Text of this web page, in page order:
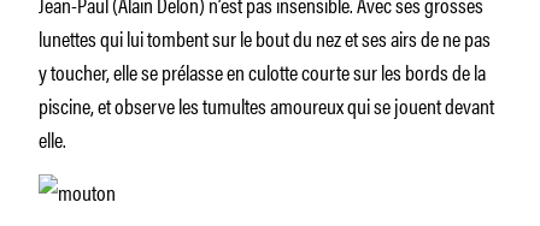
lunettes qui lui tombent sur le bout du nez et ses airs de ne pas
y toucher, elle se prélasse en culotte courte sur les bords de la
piscine, et observe les tumultes amoureux qui se jouent devant
elle.